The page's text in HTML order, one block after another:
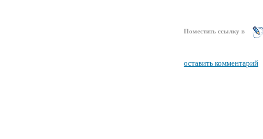
Поместить ссылку в
оставить комментарий